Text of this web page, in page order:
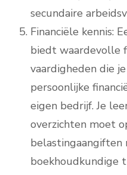
secundaire
Financiële kennis:
biedt waardevolle
vaardigheden die
persoonlijke
eigen bedrijf. Je
overzichten moet
belastingaangiften
boekhoudkundige